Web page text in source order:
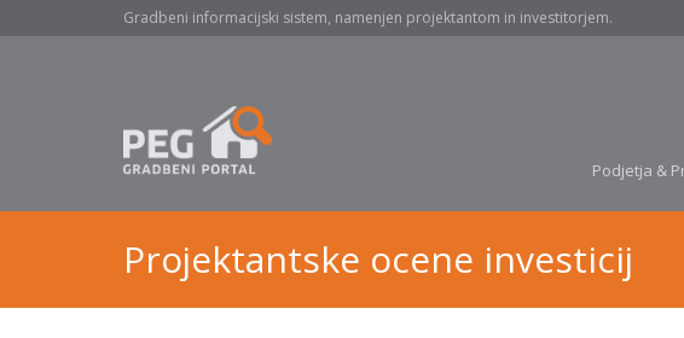
Gradbeni informacijski sistem, namenjen projektantom in investitorjem.
Podjetja &
Projektantske ocene investicij